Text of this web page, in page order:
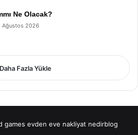
Ne Olacak?
Ağustos 2026
Daha Fazla Yükle
games evden eve nakliyat nedirblog